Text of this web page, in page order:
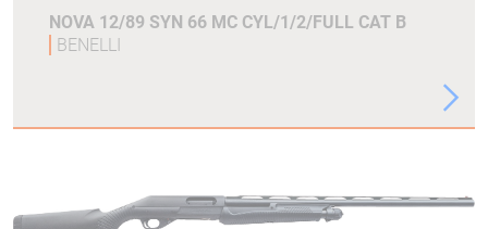
NOVA 12/89 SYN 66 MC CYL/1/2/FULL CAT B
BENELLI